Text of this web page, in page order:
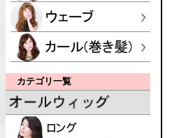
カテゴリ一覧